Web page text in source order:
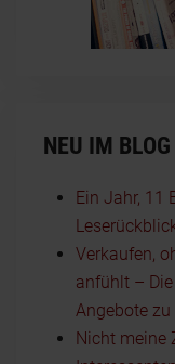
NEU IM
Ein Jahr, 11
Verkaufen,
anfühlt –
Angebote
Nicht meine